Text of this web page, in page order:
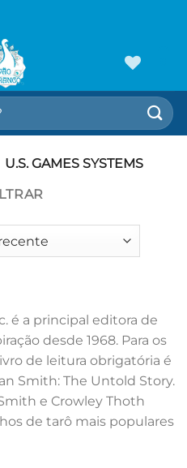
U.S. GAMES SYSTEMS
é a principal editora de
desde 1968. Para os
de leitura obrigatória é
Smith: The Untold Story.
e Crowley Thoth
de tarô mais populares